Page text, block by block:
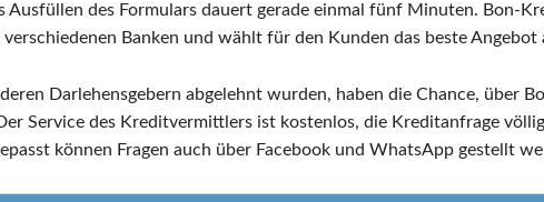
Ausfüllen des Formulars dauert gerade einmal fünf Minuten. Bon-
Banken und wählt für den Kunden das beste Angebot
Darlehensgebern abgelehnt wurden, haben die Chance, über
Service des Kreditvermittlers ist kostenlos, die Kreditanfrage
können Fragen auch über Facebook und WhatsApp gestellt